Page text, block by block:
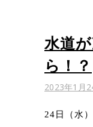
水道
ら！？
2023年1月
24日（水